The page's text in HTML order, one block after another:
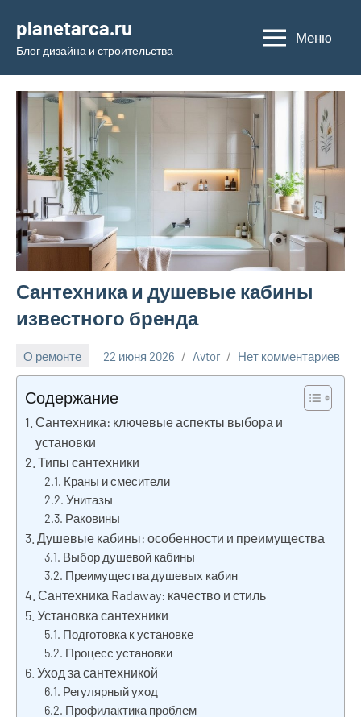
содержимому
planetarca.ru
Блог дизайна и строительства
Меню
Сантехника и душевые кабины
известного бренда
О ремонте 22 июня 2026 Avtor Нет комментариев
Содержание
Сантехника: ключевые аспекты выбора и
установки
Типы сантехники
Краны и смесители
Унитазы
Раковины
Душевые кабины: особенности и преимущества
Выбор душевой кабины
Преимущества душевых кабин
Сантехника Radaway: качество и стиль
Установка сантехники
Подготовка к установке
Процесс установки
Уход за сантехникой
Регулярный уход
Профилактика проблем